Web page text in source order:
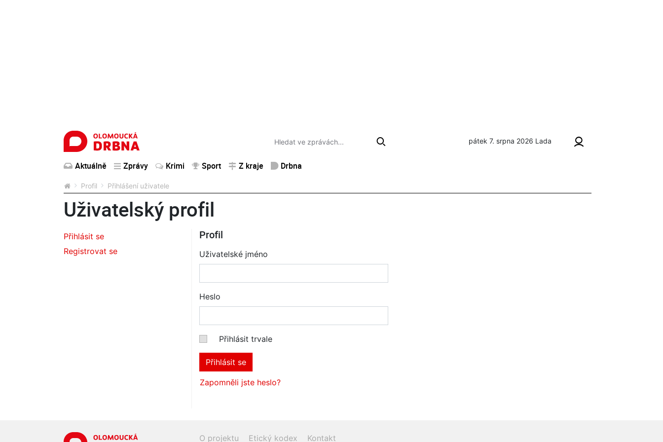
pátek 7. srpna 2026 Lada
Aktuálně Zprávy Krimi Sport Z kraje Drbna
Profil Přihlášení uživatele
Uživatelský profil
Přihlásit se
Registrovat se
Profil
Uživatelské jméno
Heslo
Přihlásit trvale
Přihlásit se
Zapomněli jste heslo?
O projektu Etický kodex Kontakt